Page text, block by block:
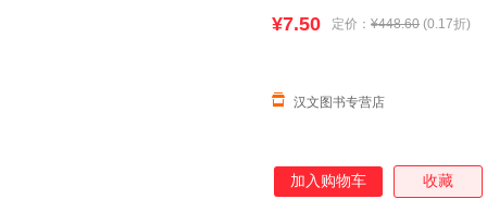
¥7.50 定价： ¥448.60 (0.17折)
汉文图书专营店
加入购物车 收藏